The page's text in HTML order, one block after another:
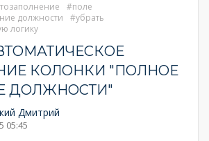
поле
должности
убрать
логику
КОЛОНКИ "ПОЛНОЕ
ДОЛЖНОСТИ"
Дмитрий
05:45